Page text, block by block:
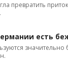
превратить
есть